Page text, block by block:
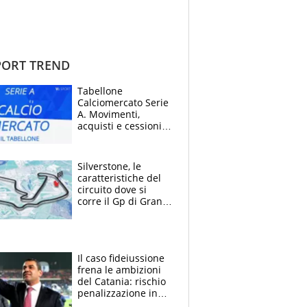
TREND
Tabellone
Calciomercato Serie
A. Movimenti,
acquisti e cessioni:
Silverstone, le
caratteristiche del
circuito dove si
corre il Gp di Gran
Il caso fideiussione
frena le ambizioni
del Catania: rischio
penalizzazione in